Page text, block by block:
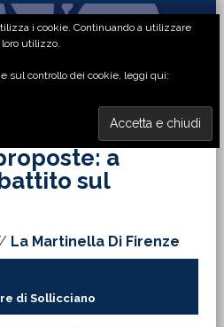
a
sul
La Martinella Di Firenze
di Sollicciano
i cookie. Continuando a utilizzare
utilizzo.
sul controllo dei cookie, leggi qui: